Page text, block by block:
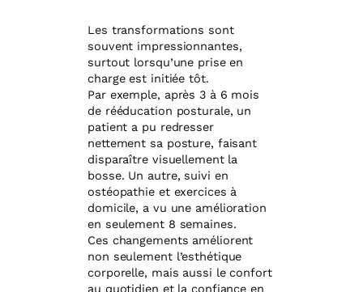
Les transformations sont
souvent impressionnantes,
surtout lorsqu’une prise en
charge est initiée tôt.
Par exemple, après 3 à 6 mois
de rééducation posturale, un
patient a pu redresser
nettement sa posture, faisant
disparaître visuellement la
bosse. Un autre, suivi en
ostéopathie et exercices à
domicile, a vu une amélioration
en seulement 8 semaines.
Ces changements améliorent
non seulement l’esthétique
corporelle, mais aussi le confort
au quotidien et la confiance en